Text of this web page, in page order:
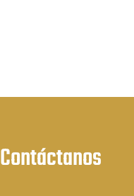
Contáctanos